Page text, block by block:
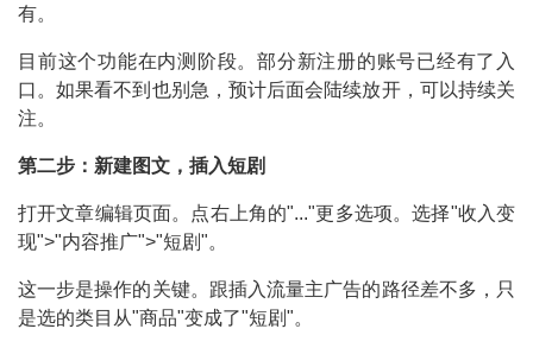
有。
目前这个功能在内测阶段。部分新注册的账号已经有了入
口。如果看不到也别急，预计后面会陆续放开，可以持续关
注。
第二步：新建图文，插入短剧
打开文章编辑页面。点右上角的"..."更多选项。选择"收入变
现">"内容推广">"短剧"。
这一步是操作的关键。跟插入流量主广告的路径差不多，只
是选的类目从"商品"变成了"短剧"。